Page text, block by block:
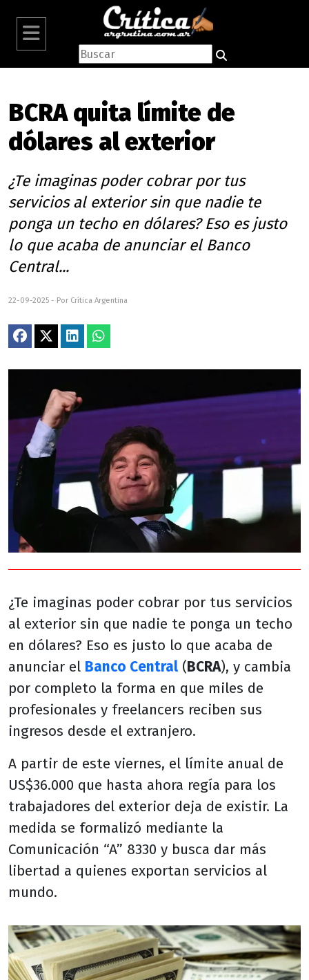
BCRA quita límite de
dólares al exterior
¿Te imaginas poder cobrar por tus
servicios al exterior sin que nadie te
ponga un techo en dólares? Eso es justo
lo que acaba de anunciar el Banco
Central...
22-09-2025 - Por Crítica Argentina
¿Te imaginas poder cobrar por tus servicios
al exterior sin que nadie te ponga un techo
en dólares? Eso es justo lo que acaba de
anunciar el Banco Central (BCRA), y cambia
por completo la forma en que miles de
profesionales y freelancers reciben sus
ingresos desde el extranjero.
A partir de este viernes, el límite anual de
US$36.000 que hasta ahora regía para los
trabajadores del exterior deja de existir. La
medida se formalizó mediante la
Comunicación “A” 8330 y busca dar más
libertad a quienes exportan servicios al
mundo.